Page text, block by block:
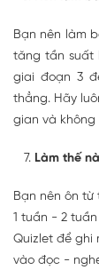
Bạn nên làm
tăng tần suất
giai đoạn 3
thẳng. Hãy
gian và không
Làm thế
Bạn nên ôn
1 tuần - 2
Quizlet để ghi
vào đọc -